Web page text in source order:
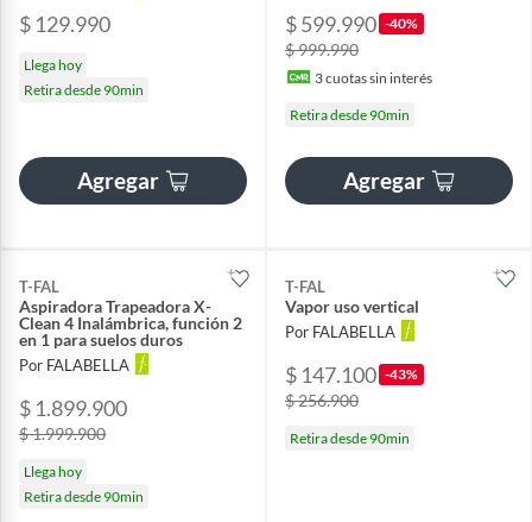
$ 129.990
Llega hoy
Retira desde 90min
Agregar
$ 599.990 -40%
$ 999.990
3cuotas sin interés
Retira desde 90min
Agregar
T-FAL
Aspiradora Trapeadora X-
Clean 4 Inalámbrica, función 2
en 1 para suelos duros
Por FALABELLA
$ 1.899.900
$ 1.999.900
Llega hoy
Retira desde 90min
T-FAL
Vapor uso vertical
Por FALABELLA
$ 147.100 -43%
$ 256.900
Retira desde 90min